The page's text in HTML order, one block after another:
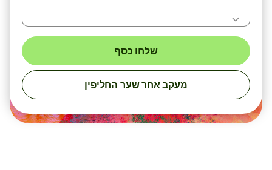
שלחו כסף
מעקב אחר שער החליפין